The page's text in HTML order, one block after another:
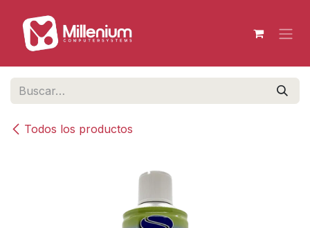
Todos los productos